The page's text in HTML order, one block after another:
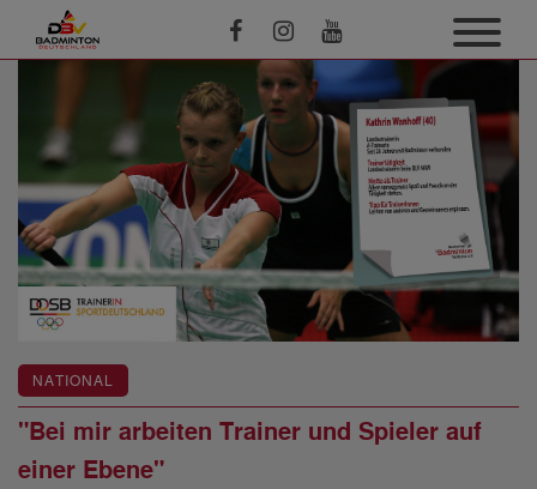
NATIONAL
"Bei mir arbeiten Trainer und Spieler auf
einer Ebene"